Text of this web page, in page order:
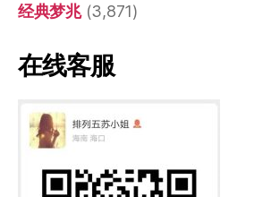
经典梦兆(3,871)
在线客服